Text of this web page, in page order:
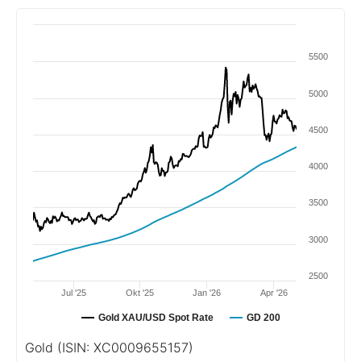
Gold XAU/USD Spot Rate GD 200
Jul '25 Okt '25 Jan '26 Apr '26
2500
3000
3500
4000
4500
5000
5500
Gold (ISIN: XC0009655157)